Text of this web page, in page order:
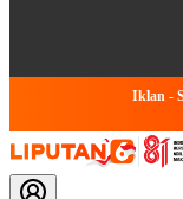
Iklan -